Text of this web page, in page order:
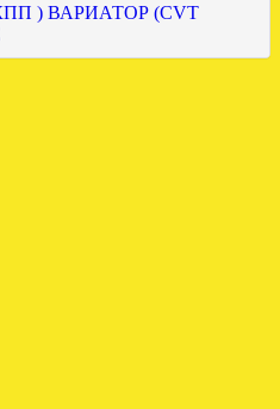
) ВАРИАТОР (CVT